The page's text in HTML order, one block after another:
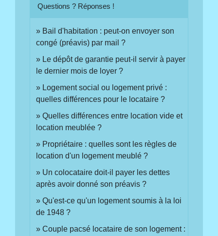
Questions ? Réponses !
Bail d'habitation : peut-on envoyer son
congé (préavis) par mail ?
Le dépôt de garantie peut-il servir à payer
le dernier mois de loyer ?
Logement social ou logement privé :
quelles différences pour le locataire ?
Quelles différences entre location vide et
location meublée ?
Propriétaire : quelles sont les règles de
location d'un logement meublé ?
Un colocataire doit-il payer les dettes
après avoir donné son préavis ?
Qu'est-ce qu'un logement soumis à la loi
de 1948 ?
Couple pacsé locataire de son logement :